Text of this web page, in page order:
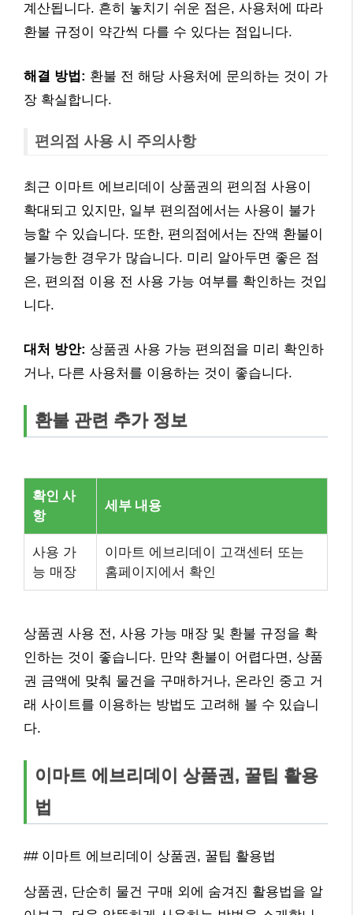
계산됩니다. 흔히 놓치기 쉬운 점은, 사용처에 따라
환불 규정이 약간씩 다를 수 있다는 점입니다.
해결 방법: 환불 전 해당 사용처에 문의하는 것이 가
장 확실합니다.
편의점 사용 시 주의사항
최근 이마트 에브리데이 상품권의 편의점 사용이
확대되고 있지만, 일부 편의점에서는 사용이 불가
능할 수 있습니다. 또한, 편의점에서는 잔액 환불이
불가능한 경우가 많습니다. 미리 알아두면 좋은 점
은, 편의점 이용 전 사용 가능 여부를 확인하는 것입
니다.
대처 방안: 상품권 사용 가능 편의점을 미리 확인하
거나, 다른 사용처를 이용하는 것이 좋습니다.
환불 관련 추가 정보
확인 사
항
세부 내용
사용 가
능 매장
이마트 에브리데이 고객센터 또는
홈페이지에서 확인
상품권 사용 전, 사용 가능 매장 및 환불 규정을 확
인하는 것이 좋습니다. 만약 환불이 어렵다면, 상품
권 금액에 맞춰 물건을 구매하거나, 온라인 중고 거
래 사이트를 이용하는 방법도 고려해 볼 수 있습니
다.
이마트 에브리데이 상품권, 꿀팁 활용
법
## 이마트 에브리데이 상품권, 꿀팁 활용법
상품권, 단순히 물건 구매 외에 숨겨진 활용법을 알